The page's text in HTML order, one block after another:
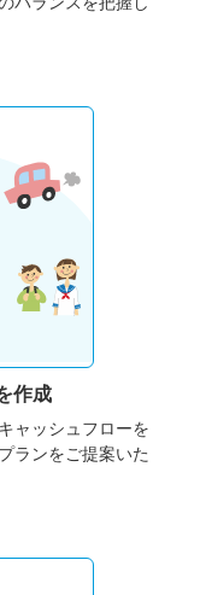
作成
ャッシュフローを
ランをご提案いた